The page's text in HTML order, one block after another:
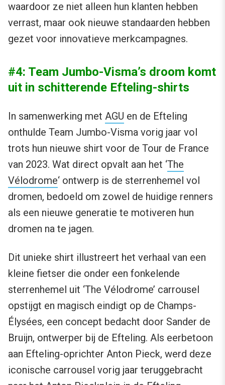
waardoor ze niet alleen hun klanten hebben
verrast, maar ook nieuwe standaarden hebben
gezet voor innovatieve merkcampagnes.
#4: Team Jumbo-Visma’s droom komt
uit in schitterende Efteling-shirts
In samenwerking met AGU en de Efteling
onthulde Team Jumbo-Visma vorig jaar vol
trots hun nieuwe shirt voor de Tour de France
van 2023. Wat direct opvalt aan het ‘The
Vélodrome‘ ontwerp is de sterrenhemel vol
dromen, bedoeld om zowel de huidige renners
als een nieuwe generatie te motiveren hun
dromen na te jagen.
Dit unieke shirt illustreert het verhaal van een
kleine fietser die onder een fonkelende
sterrenhemel uit ‘The Vélodrome’ carrousel
opstijgt en magisch eindigt op de Champs-
Élysées, een concept bedacht door Sander de
Bruijn, ontwerper bij de Efteling. Als eerbetoon
aan Efteling-oprichter Anton Pieck, werd deze
iconische carrousel vorig jaar teruggebracht